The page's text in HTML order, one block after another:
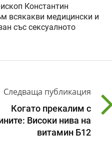
Константин
всякакви медицински и
със сексуалното
Следваща публикация
Когато прекалим с
Високи нива на
витамин Б12